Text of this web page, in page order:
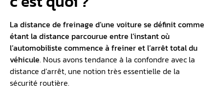
La distance de freinage d’une voiture se définit comme
étant la distance parcourue entre l’instant où
l’automobiliste commence à freiner et l’arrêt total du
véhicule. Nous avons tendance à la confondre avec la
distance d’arrêt, une notion très essentielle de la
sécurité routière.